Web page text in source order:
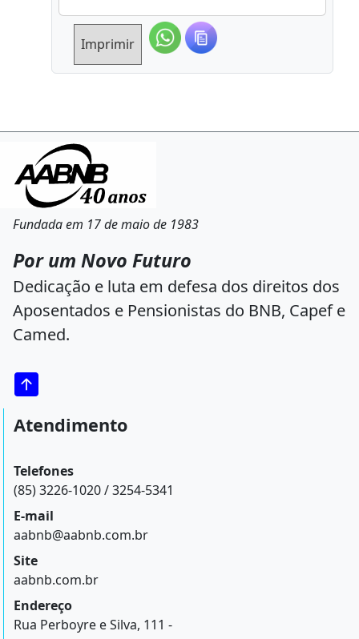
Imprimir
Fundada em 17 de maio de 1983
Por um Novo Futuro
Dedicação e luta em defesa dos direitos dos
Aposentados e Pensionistas do BNB, Capef e
Camed.
Atendimento
Telefones
(85) 3226-1020 / 3254-5341
E-mail
aabnb@aabnb.com.br
Site
aabnb.com.br
Endereço
Rua Perboyre e Silva, 111 -